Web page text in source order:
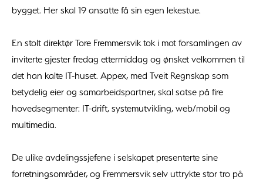
bygget. Her skal 19 ansatte få sin egen lekestue.
En stolt direktør Tore Fremmersvik tok i mot forsamlingen av
inviterte gjester fredag ettermiddag og ønsket velkommen til
det han kalte IT-huset. Appex, med Tveit Regnskap som
betydelig eier og samarbeidspartner, skal satse på fire
hovedsegmenter: IT-drift, systemutvikling, web/mobil og
multimedia.
De ulike avdelingssjefene i selskapet presenterte sine
forretningsområder, og Fremmersvik selv uttrykte stor tro på